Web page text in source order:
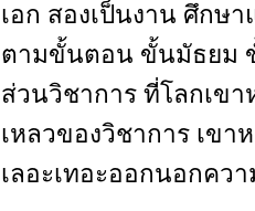
เอก สองเป็นงาน ศึกษ
ตามขั้นตอน ขั้นมัธยม
ส่วนวิชาการ ที่โลกเข
เหลวของวิชาการ เขา
เลอะเทอะออกนอกคว